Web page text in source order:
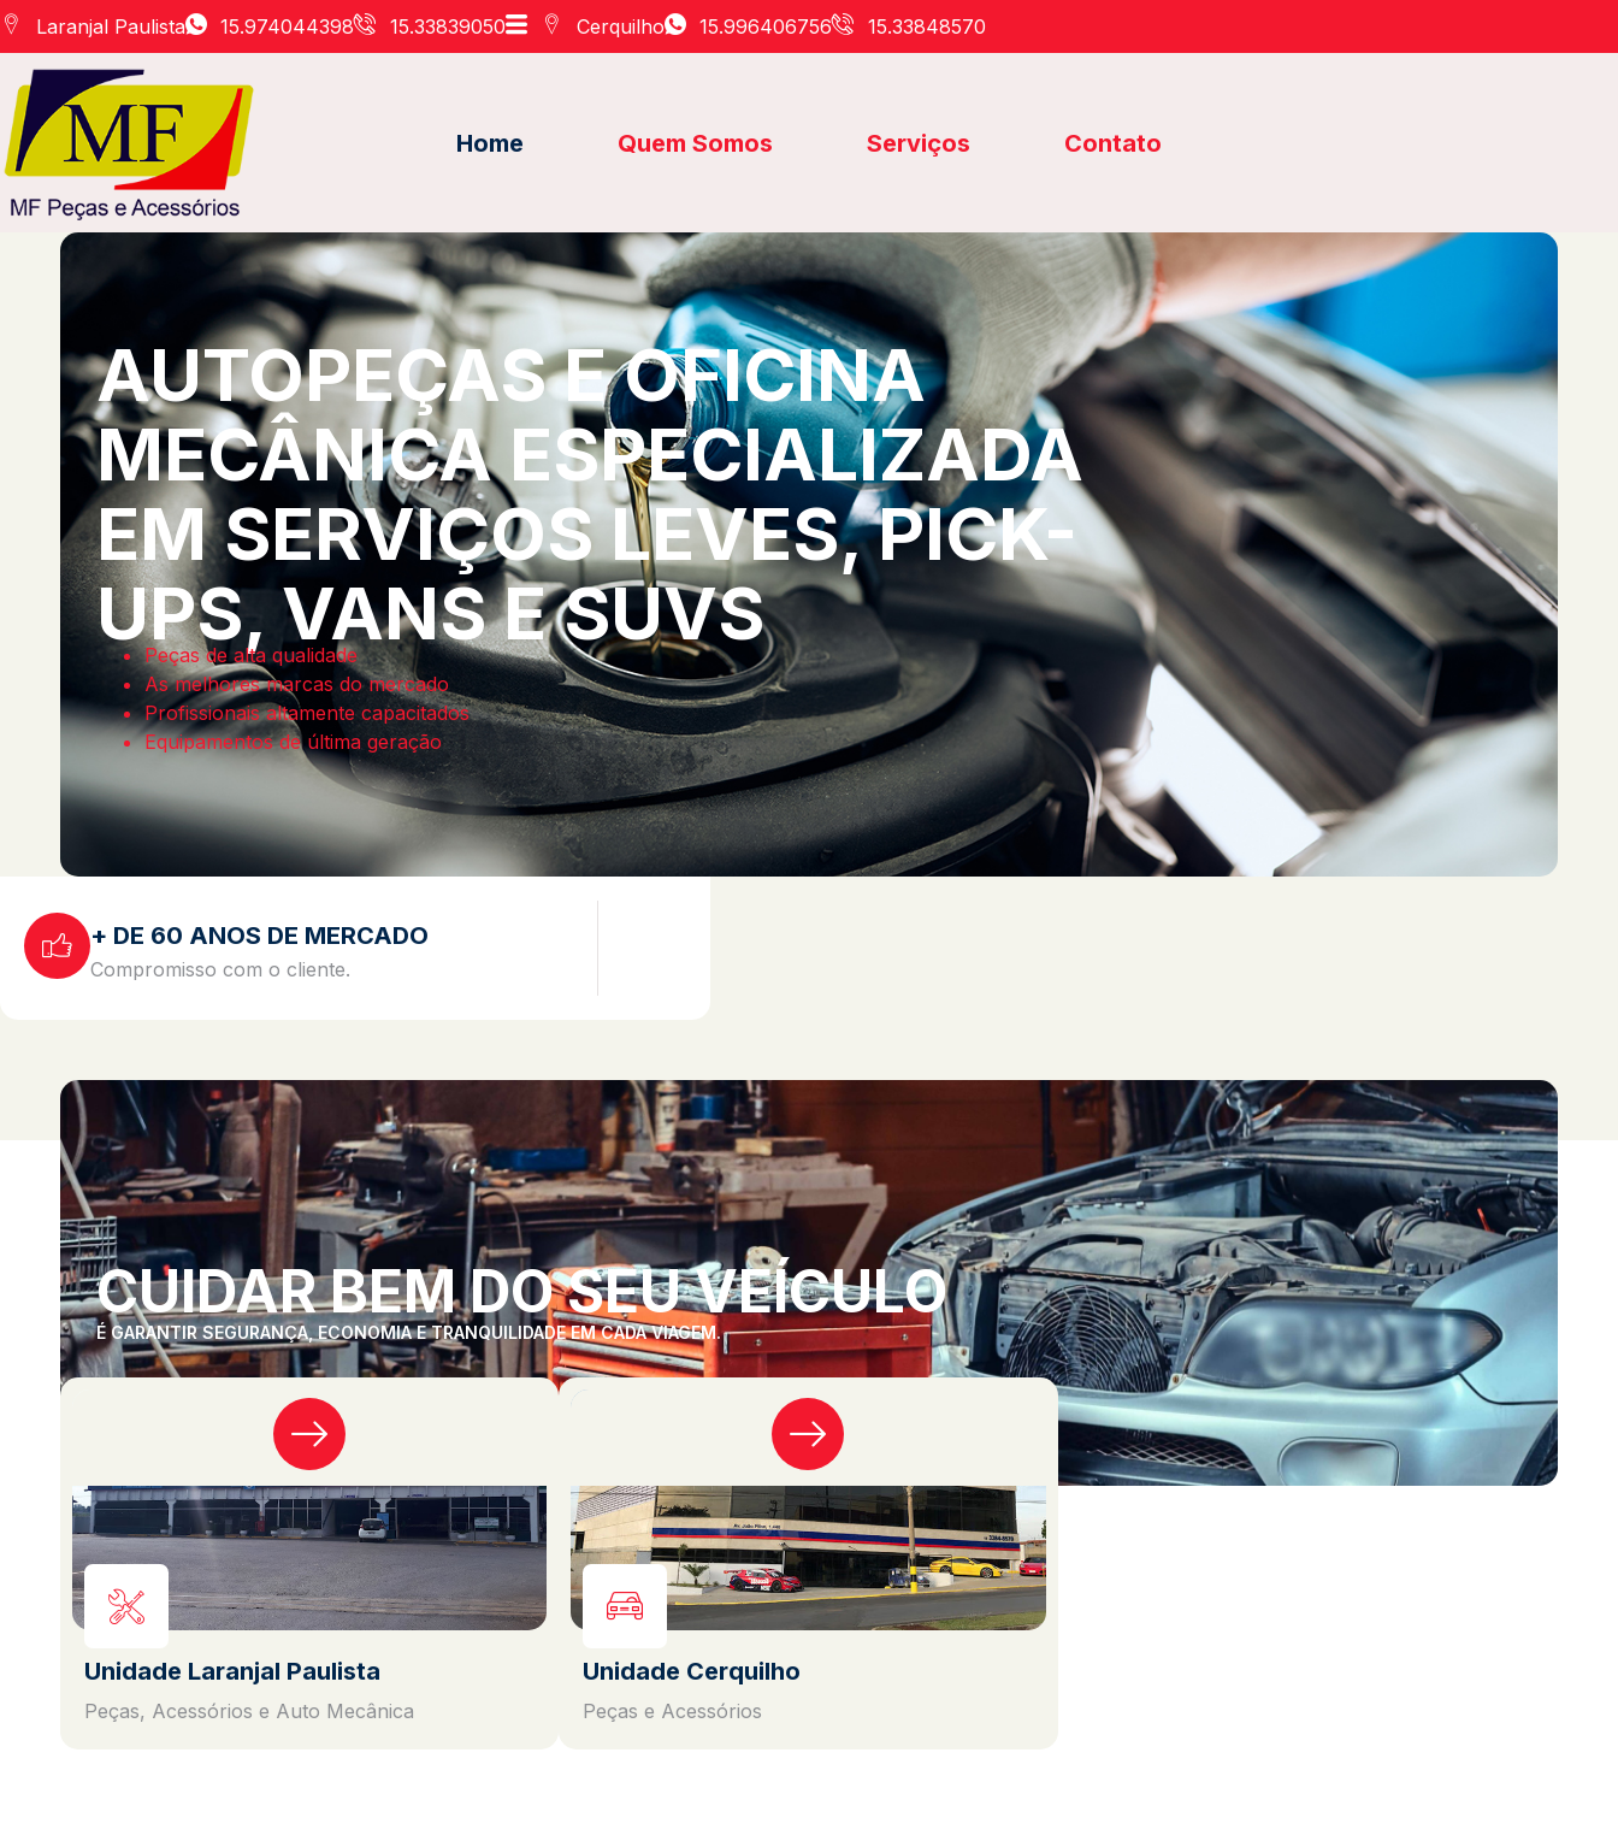
Laranjal Paulista 15.974044398 15.33839050 Cerquilho 15.996406756 15.33848570
Home Quem Somos Serviços Contato
AUTOPEÇAS E OFICINA
MECÂNICA ESPECIALIZADA
EM SERVIÇOS LEVES, PICK-
UPS, VANS E SUVS
Peças de alta qualidade
As melhores marcas do mercado
Profissionais altamente capacitados
Equipamentos de última geração
+ DE 60 ANOS DE MERCADO
Compromisso com o cliente.
CUIDAR BEM DO SEU VEÍCULO
É GARANTIR SEGURANÇA, ECONOMIA E TRANQUILIDADE EM CADA VIAGEM.
Unidade Laranjal Paulista
Peças, Acessórios e Auto Mecânica
Unidade Cerquilho
Peças e Acessórios